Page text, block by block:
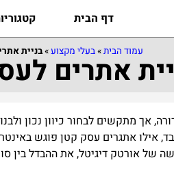
דף הבית
עמוד הבית»בעלי מקצוע»בניית אתרים
אך מתקשים לבחור כיוון נכון
אתגרים עסק קטן פוגש
של אורטק דיגיטל, את ההבדל בין